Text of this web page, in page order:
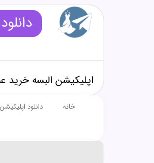
اپلیکیشن البسه
خانه دانلود